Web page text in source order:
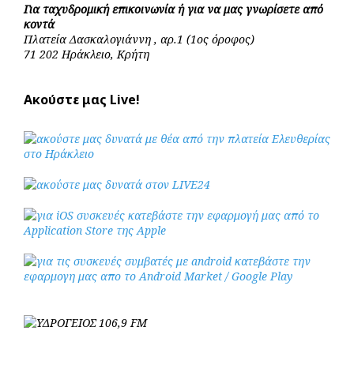
Για ταχυδρομική επικοινωνία ή για να μας γνωρίσετε από
κοντά
Πλατεία Δασκαλογιάννη , αρ.1 (1ος όροφος)
71 202 Ηράκλειο, Κρήτη
Ακούστε μας Live!